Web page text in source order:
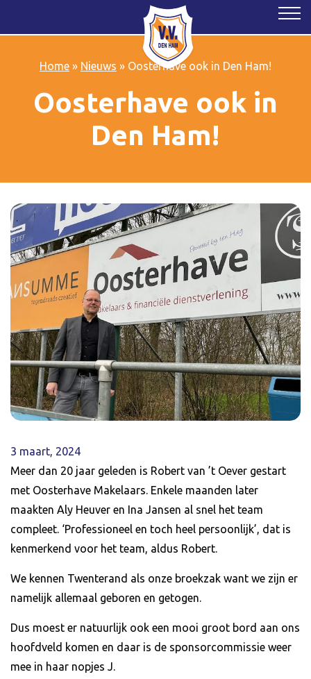
Home» Nieuws » Oosterhave ook in Den Ham!
Oosterhave ook in
Den Ham!
3 maart, 2024
Meer dan 20 jaar geleden is Robert van ’t Oever gestart
met Oosterhave Makelaars. Enkele maanden later
maakten Aly Heuver en Ina Jansen al snel het team
compleet. ‘Professioneel en toch heel persoonlijk’, dat is
kenmerkend voor het team, aldus Robert.
We kennen Twenterand als onze broekzak want we zijn er
namelijk allemaal geboren en getogen.
Dus moest er natuurlijk ook een mooi groot bord aan ons
hoofdveld komen en daar is de sponsorcommissie weer
mee in haar nopjes J.